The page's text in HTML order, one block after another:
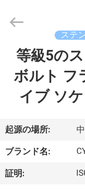
ダ
ク
ト
Copyright
Jiashan
Chaoyi
Fastener.
Rights
ステ
等級5の
ボルト フ
イブ ソ
起源の場所:
ブランド名:
証明: